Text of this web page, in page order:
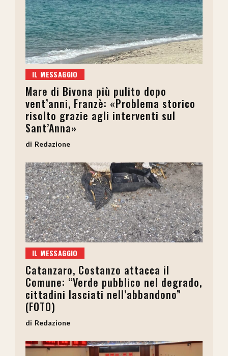
IL MESSAGGIO
Mare di Bivona più pulito dopo
vent’anni, Franzè: «Problema storico
risolto grazie agli interventi sul
Sant’Anna»
Redazione
IL MESSAGGIO
Catanzaro, Costanzo attacca il
Comune: “Verde pubblico nel degrado,
cittadini lasciati nell’abbandono”
(FOTO)
Redazione